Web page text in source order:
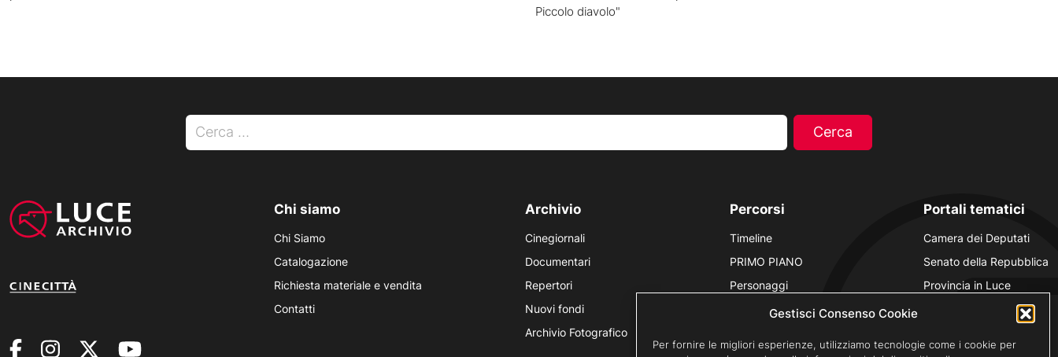
Gestisci Consenso Cookie
Per fornire le migliori esperienze, utilizziamo tecnologie come i cookie per
Piccolo diavolo"
Ricerca per:
Chi siamo
Chi Siamo
Catalogazione
Richiesta materiale e vendita
Contatti
Archivio
Cinegiornali
Documentari
Repertori
Nuovi fondi
Archivio Fotografico
Percorsi
Timeline
PRIMO PIANO
Personaggi
Polvere d’Archivio
Portali tematici
Camera dei Deputati
Senato della Repubblica
Provincia in Luce